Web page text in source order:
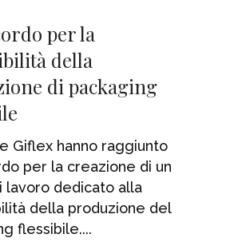
per la
della
di packaging
Giflex hanno raggiunto
per la creazione di un
lavoro dedicato alla
della produzione del
flessibile.